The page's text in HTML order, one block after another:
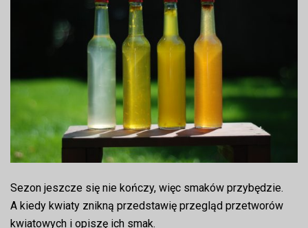
Sezon jeszcze się nie kończy, więc smaków przybędzie.
A kiedy kwiaty znikną przedstawię przegląd przetworów
kwiatowych i opiszę ich smak.